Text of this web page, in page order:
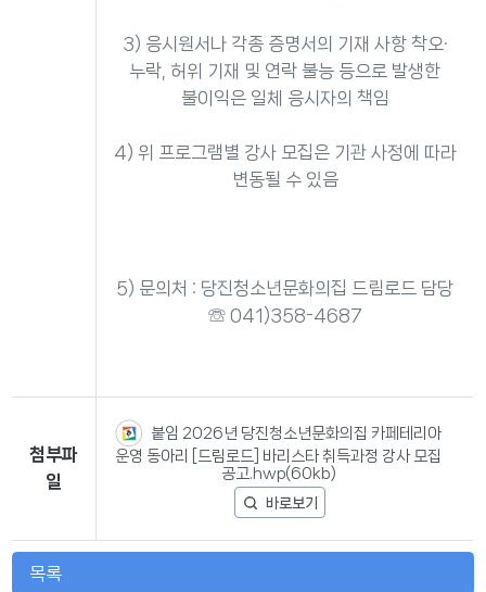
3) 응시원서나 각종 증명서의 기재 사항 착오·
누락, 허위 기재 및 연락 불능 등으로 발생한
불이익은 일체 응시자의 책임
4) 위 프로그램별 강사 모집은 기관 사정에 따라
변동될 수 있음
5) 문의처 : 당진청소년문화의집 드림로드 담당
☏ 041)358-4687
첨부파
일
붙임 2026년 당진청소년문화의집 카페테리아
운영 동아리 [드림로드] 바리스타 취득과정 강사 모집
공고.hwp(60kb)
목록